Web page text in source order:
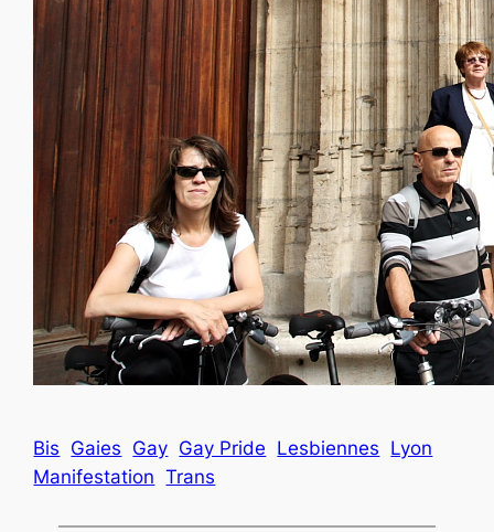
Bis Gaies Gay Gay Pride Lesbiennes Lyon
Manifestation Trans